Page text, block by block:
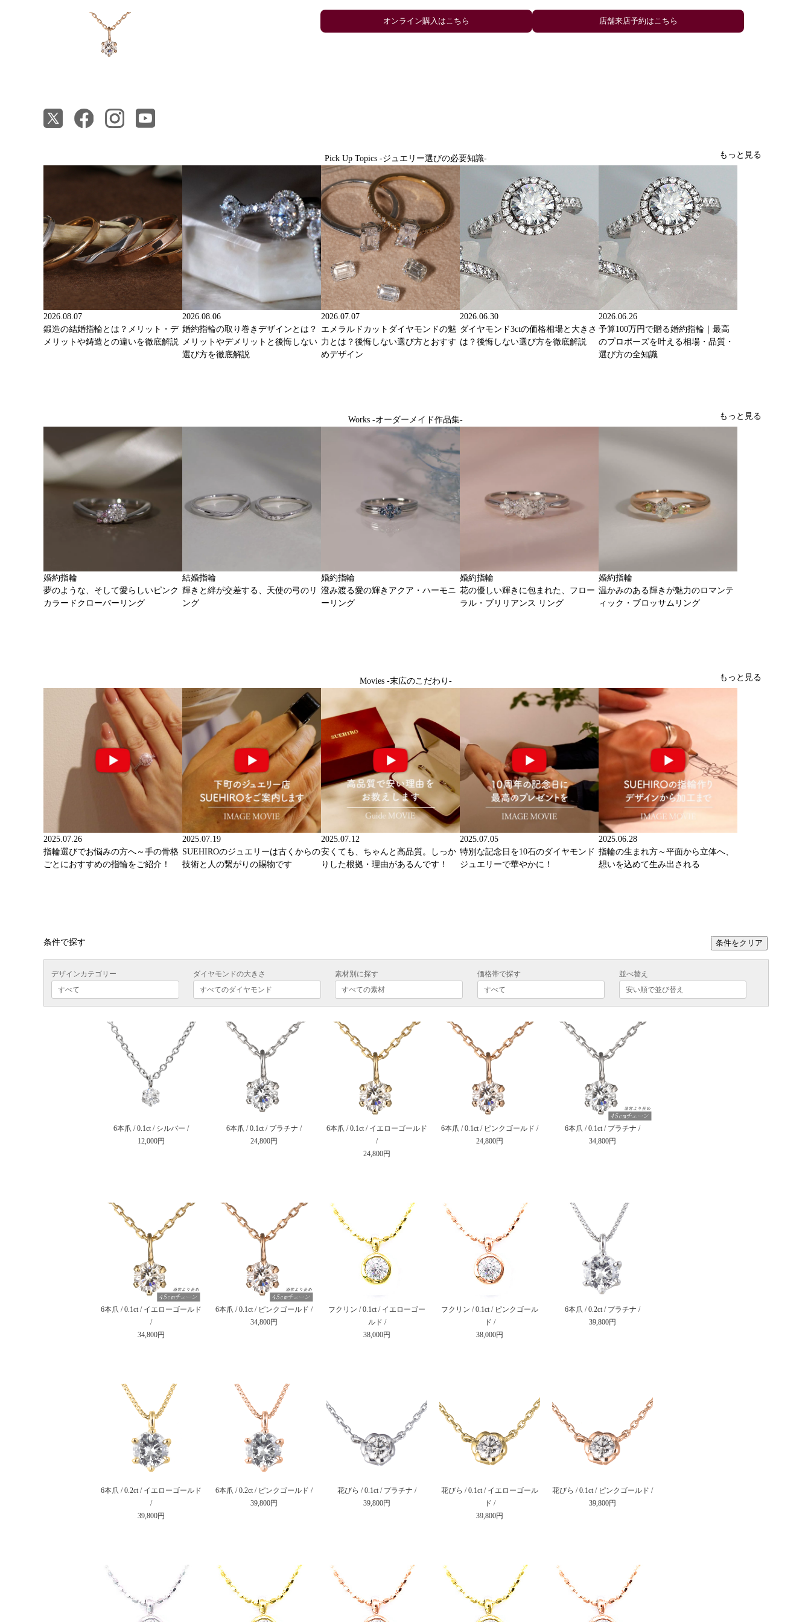
店舗来店予約はこちら
Pick Up Topics -ジュエリー選びの必要知識- もっと見る
2026.08.07
鍛造の結婚指輪とは？メリット・デ
メリットや鋳造との違いを徹底解説
2026.08.06
婚約指輪の取り巻きデザインとは？
メリットやデメリットと後悔しない
選び方を徹底解説
2026.07.07
エメラルドカットダイヤモンドの魅
力とは？後悔しない選び方とおすす
めデザイン
2026.06.30
ダイヤモンド3ctの価格相場と大きさ
は？後悔しない選び方を徹底解説
2026.06.26
予算100万円で贈る婚約指輪｜最高
のプロポーズを叶える相場・品質・
選び方の全知識
Works -オーダーメイド作品集- もっと見る
婚約指輪
夢のような、そして愛らしいピンク
カラードクローバーリング
結婚指輪
輝きと絆が交差する、天使の弓のリ
ング
婚約指輪
澄み渡る愛の輝きアクア・ハーモニ
ーリング
婚約指輪
花の優しい輝きに包まれた、フロー
ラル・ブリリアンス リング
婚約指輪
温かみのある輝きが魅力のロマンテ
ィック・ブロッサムリング
Movies -末広のこだわり- もっと見る
2025.07.26
指輪選びでお悩みの方へ～手の骨格
ごとにおすすめの指輪をご紹介！
2025.07.19
SUEHIROのジュエリーは古くからの
技術と人の繋がりの賜物です
2025.07.12
安くても、ちゃんと高品質。しっか
りした根拠・理由があるんです！
2025.07.05
特別な記念日を10石のダイヤモンド
ジュエリーで華やかに！
2025.06.28
指輪の生まれ方～平面から立体へ、
想いを込めて生み出される
条件で探す 条件をクリア
デザインカテゴリー ダイヤモンドの大きさ 素材別に探す 価格帯で探す 並べ替え
6本爪 / 0.1ct / シルバー /
12,000円
6本爪 / 0.1ct / プラチナ /
24,800円
6本爪 / 0.1ct / イエローゴールド
/
24,800円
6本爪 / 0.1ct / ピンクゴールド /
24,800円
6本爪 / 0.2ct / プラチナ /
39,800円
6本爪 / 0.2ct / イエローゴールド
/
39,800円
6本爪 / 0.2ct / ピンクゴールド /
39,800円
花びら / 0.1ct / プラチナ /
39,800円
花びら / 0.1ct / イエローゴール
ド /
39,800円
花びら / 0.1ct / ピンクゴールド /
39,800円
フクリン / 0.1ct / イエローゴー
ルド /
38,000円
フクリン / 0.1ct / ピンクゴール
ド /
38,000円
6本爪 / 0.1ct / プラチナ /
34,800円
6本爪 / 0.1ct / イエローゴールド
/
34,800円
6本爪 / 0.1ct / ピンクゴールド /
34,800円